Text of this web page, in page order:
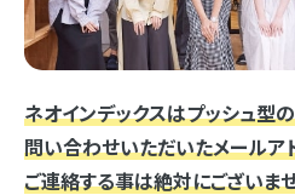
ネオインデックスはプッシュ型
問い合わせいただいたメールア
ご連絡する事は絶対にございま